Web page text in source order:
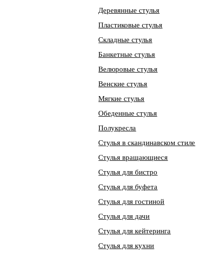
Деревянные стулья
Пластиковые стулья
Складные стулья
Банкетные стулья
Велюровые стулья
Венские стулья
Мягкие стулья
Обеденные стулья
Полукресла
Стулья в скандинавском стиле
Стулья вращающиеся
Стулья для бистро
Стулья для буфета
Стулья для гостиной
Стулья для дачи
Стулья для кейтеринга
Стулья для кухни